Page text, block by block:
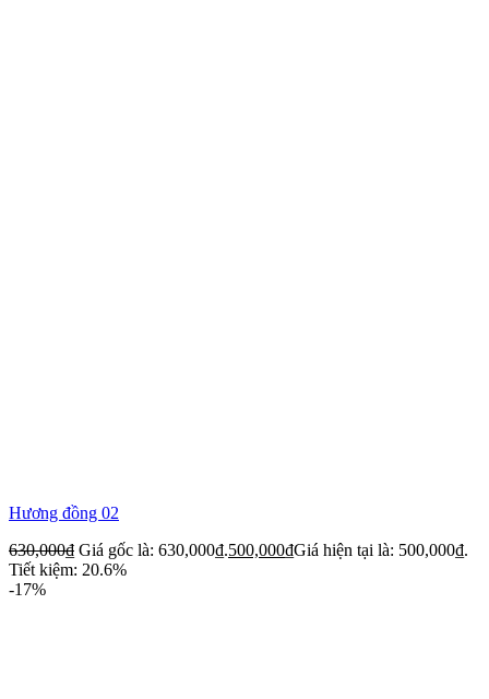
Hương đồng 02
630,000₫ Giá gốc là: 630,000₫.500,000₫Giá hiện tại là: 500,000₫.
Tiết kiệm: 20.6%
-17%